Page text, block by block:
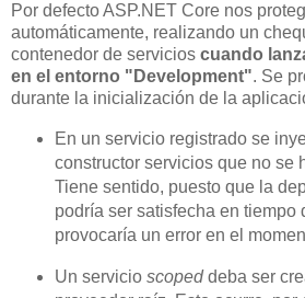
Por defecto ASP.NET Core nos
automáticamente, realizando un
contenedor de servicios cuando
en el entorno "Development". Se
durante la inicialización de la
En un servicio registrado se
constructor servicios que no se
Tiene sentido, puesto que la
podría ser satisfecha en tiempo
provocaría un error en el
Un servicio scopeddeba ser